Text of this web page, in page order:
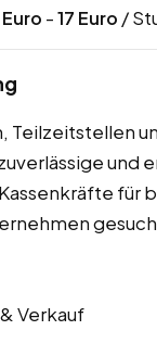
Euro -17 Euro /
Teilzeitstellen
und
für
Verkauf